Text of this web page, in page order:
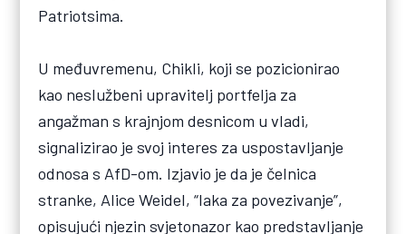
Patriotsima.
U međuvremenu, Chikli, koji se pozicionirao
kao neslužbeni upravitelj portfelja za
angažman s krajnjom desnicom u vladi,
signalizirao je svoj interes za uspostavljanje
odnosa s AfD-om. Izjavio je da je čelnica
stranke, Alice Weidel, “laka za povezivanje”,
opisujući njezin svjetonazor kao predstavljanje